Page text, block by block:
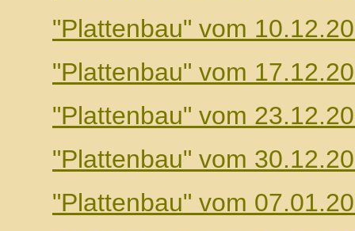
"Plattenbau" vom
"Plattenbau" vom
"Plattenbau" vom
"Plattenbau" vom
"Plattenbau" vom